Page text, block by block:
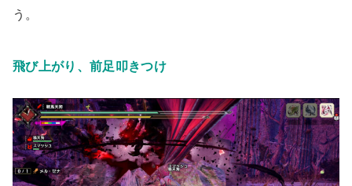
う。
飛び上がり、前足叩きつけ